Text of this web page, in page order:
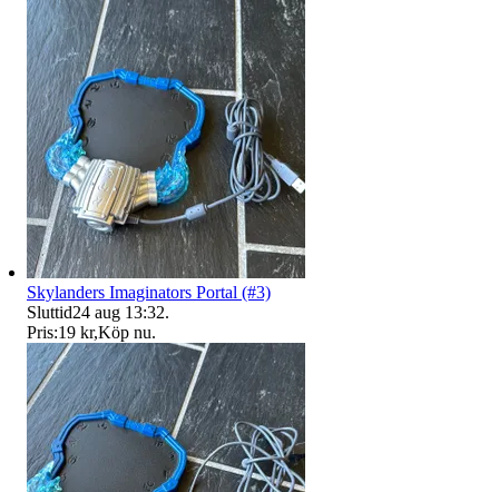
Skylanders Imaginators Portal (#3)
Sluttid24 aug 13:32.
Pris:19 kr,Köp nu.